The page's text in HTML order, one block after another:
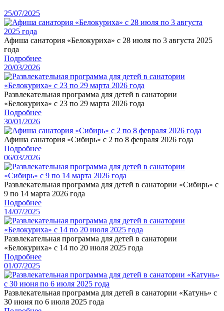
25/07/2025
Афиша санатория «Белокуриха» с 28 июля по 3 августа 2025
года
Подробнее
20/03/2026
Развлекательная программа для детей в санатории
«Белокуриха» с 23 по 29 марта 2026 года
Подробнее
30/01/2026
Афиша санатория «Сибирь» с 2 по 8 февраля 2026 года
Подробнее
06/03/2026
Развлекательная программа для детей в санатории «Сибирь» с
9 по 14 марта 2026 года
Подробнее
14/07/2025
Развлекательная программа для детей в санатории
«Белокуриха» с 14 по 20 июля 2025 года
Подробнее
01/07/2025
Развлекательная программа для детей в санатории «Катунь» с
30 июня по 6 июля 2025 года